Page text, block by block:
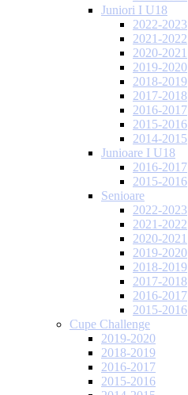
Juniori I U18
2022-2023
2021-2022
2020-2021
2019-2020
2018-2019
2017-2018
2016-2017
2015-2016
2014-2015
Junioare I U18
2016-2017
2015-2016
Senioare
2022-2023
2021-2022
2020-2021
2019-2020
2018-2019
2017-2018
2016-2017
2015-2016
Cupe Challenge
2019-2020
2018-2019
2016-2017
2015-2016